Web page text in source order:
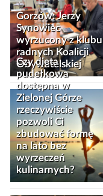
Gorzów: Jerzy
Synowiec
wyrzucony z klubu
radnych Koalicji
Obywatelskiej
Czy dieta
pudełkowa
dostępna w
Zielonej Górze
rzeczywiście
pozwoli Ci
zbudować formę
na lato bez
wyrzeczeń
kulinarnych?